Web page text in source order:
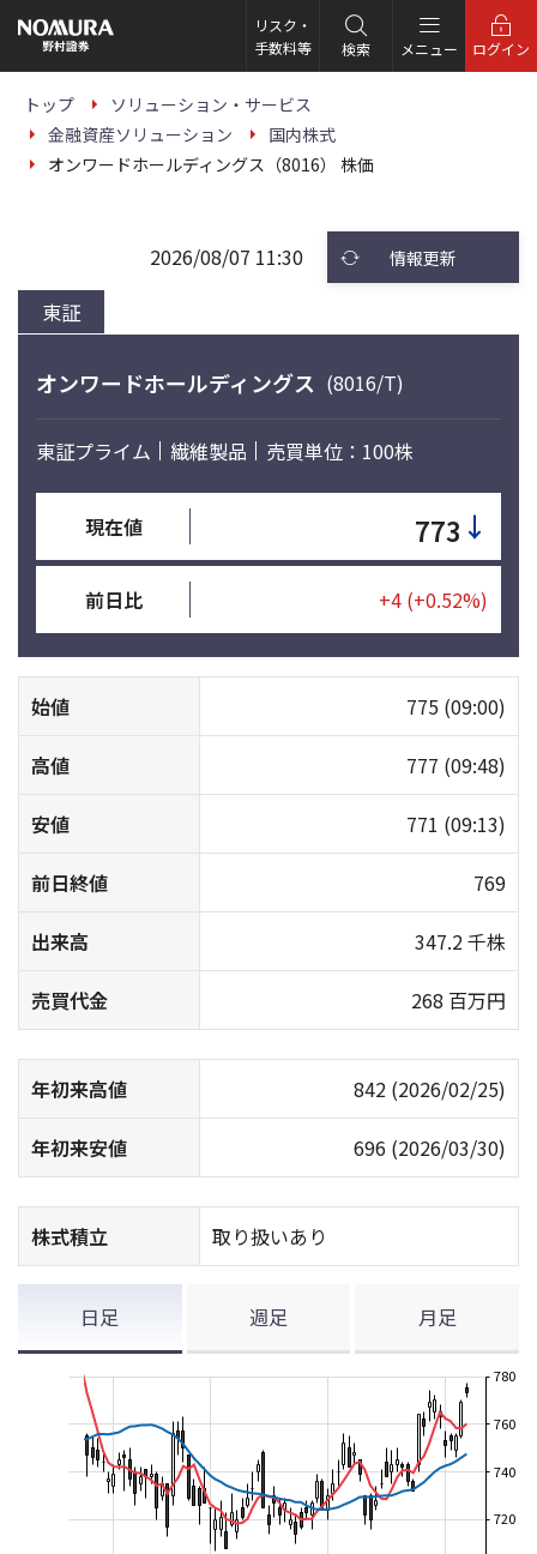
の
ー
リスク・
手数料等
検索 メニュー ログイン
トップ
ソリューション・サービス
金融資産ソリューション
国内株式
オンワードホールディングス（8016） 株価
東証
2026/08/07 11:30 情報更新
オンワードホールディングス (8016/T)
東証プライム 繊維製品 売買単位：100株
現在値 773 ↓
前日比 +4 (+0.52%)
始値 775 (09:00)
高値 777 (09:48)
安値 771 (09:13)
前日終値 769
出来高 347.2 千株
売買代金 268 百万円
年初来高値 842 (2026/02/25)
年初来安値 696 (2026/03/30)
株式積立 取り扱いあり
日足 週足 月足
720
740
760
780